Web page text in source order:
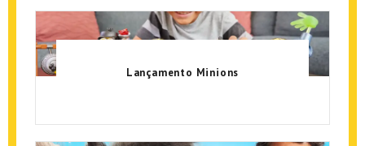
Lançamento Minions